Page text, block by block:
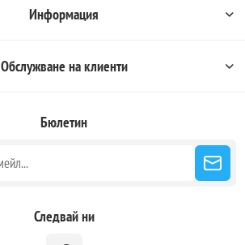
Информация
Обслужване на клиенти
Бюлетин
Следвай ни